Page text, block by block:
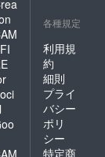
各種規定
利用規
約
細則
プライ
バシー
ポリ
シー
特定商